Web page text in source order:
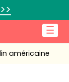
☰
américaine